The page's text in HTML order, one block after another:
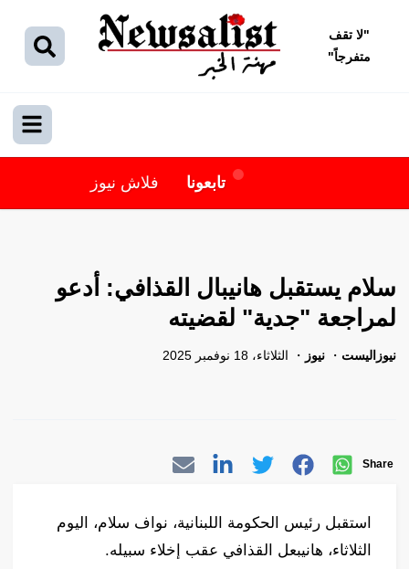
"لا تقف
متفرجاً"
تابعونا فلاش نيوز
سلام يستقبل هانيبال القذافي: أدعو
لمراجعة "جدية" لقضيته
نيوزاليست نيوز الثلاثاء، 18 نوفمبر 2025
Share
استقبل رئيس الحكومة اللبنانية، نواف سلام، اليوم
الثلاثاء، هانيبعل القذافي عقب إخلاء سبيله.